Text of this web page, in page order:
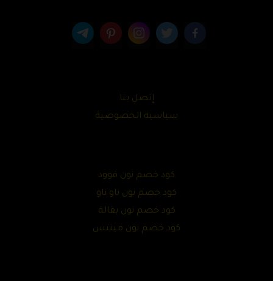
إتصل بنا
سياسية الخصوصية
كود خصم نون فوود
كود خصم نون ناو ناو
كود خصم نون بقالة
كود خصم نون مينتس